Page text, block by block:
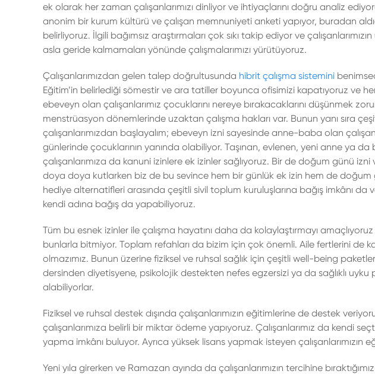
ek olarak her zaman çalışanlarımızı dinliyor ve ihtiyaçlarını doğru analiz
anonim bir kurum kültürü ve çalışan memnuniyeti anketi yapıyor, buradan
belirliyoruz. İlgili bağımsız araştırmaları çok sıkı takip ediyor ve
asla geride kalmamaları yönünde çalışmalarımızı yürütüyoruz.
Çalışanlarımızdan gelen talep doğrultusunda hibrit çalışma sistemini
Eğitim’in belirlediği sömestir ve ara tatiller boyunca ofisimizi kapatıyoruz ve
ebeveyn olan çalışanlarımız çocuklarını nereye bırakacaklarını düşünmek
menstrüasyon dönemlerinde uzaktan çalışma hakları var. Bunun yanı sıra
çalışanlarımızdan başlayalım; ebeveyn izni sayesinde anne-baba olan
günlerinde çocuklarının yanında olabiliyor. Taşınan, evlenen, yeni anne ya
çalışanlarımıza da kanuni izinlere ek izinler sağlıyoruz. Bir de doğum günü izni
doya doya kutlarken biz de bu sevince hem bir günlük ek izin hem de
hediye alternatifleri arasında çeşitli sivil toplum kuruluşlarına bağış imkânı da
kendi adına bağış da yapabiliyoruz.
Tüm bu esnek izinler ile çalışma hayatını daha da kolaylaştırmayı
bunlarla bitmiyor. Toplam refahları da bizim için çok önemli. Aile fertlerini de
olmazımız. Bunun üzerine fiziksel ve ruhsal sağlık için çeşitli well-being
dersinden diyetisyene, psikolojik destekten nefes egzersizi ya da sağlıklı
alabiliyorlar.
Fiziksel ve ruhsal destek dışında çalışanlarımızın eğitimlerine de destek
çalışanlarımıza belirli bir miktar ödeme yapıyoruz. Çalışanlarımız da kendi
yapma imkânı buluyor. Ayrıca yüksek lisans yapmak isteyen çalışanlarımızın
Yeni yıla girerken ve Ramazan ayında da çalışanlarımızın tercihine